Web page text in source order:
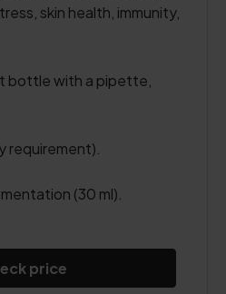
skin health, immunity,
bottle with a pipette,
requirement).
(30 ml).
price